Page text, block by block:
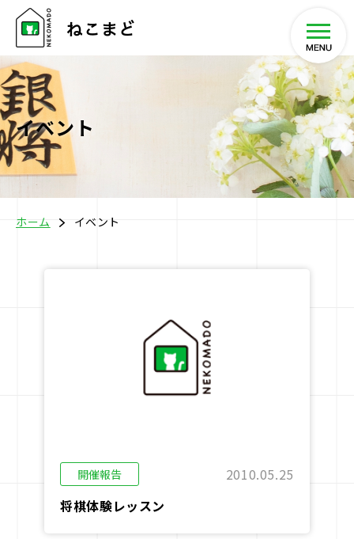
ホーム
将棋教室
お問い合わせ
イベント
ホーム イベント
開催報告
2010.05.25
将棋体験レッスン